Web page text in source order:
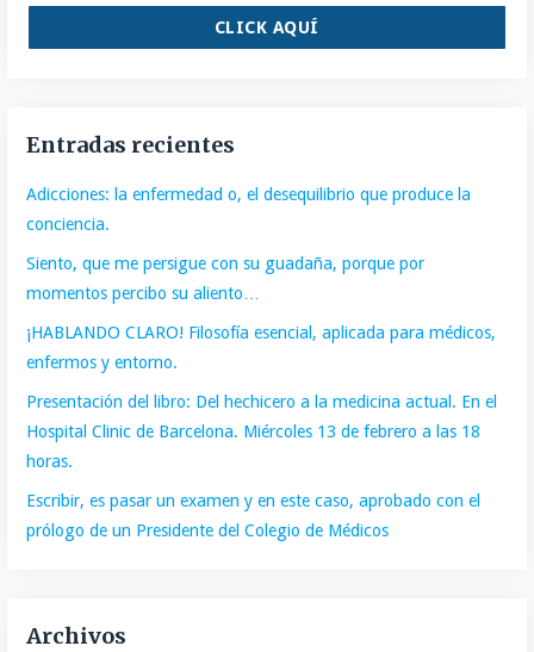
CLICK AQUÍ
Entradas recientes
Adicciones: la enfermedad o, el desequilibrio que produce la
conciencia.
Siento, que me persigue con su guadaña, porque por
momentos percibo su aliento…
¡HABLANDO CLARO! Filosofía esencial, aplicada para médicos,
enfermos y entorno.
Presentación del libro: Del hechicero a la medicina actual. En el
Hospital Clinic de Barcelona. Miércoles 13 de febrero a las 18
horas.
Escribir, es pasar un examen y en este caso, aprobado con el
prólogo de un Presidente del Colegio de Médicos
Archivos